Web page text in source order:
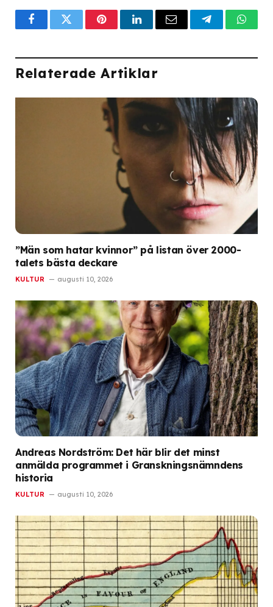
FacebookTwitterPinterestLinkedInEmail Telegram
Relaterade Artiklar
”Män som hatar kvinnor” på listan över 2000-
talets bästa deckare
KULTUR augusti 10, 2026
Andreas Nordström: Det här blir det minst
anmälda programmet i Granskningsnämndens
historia
KULTUR augusti 10, 2026